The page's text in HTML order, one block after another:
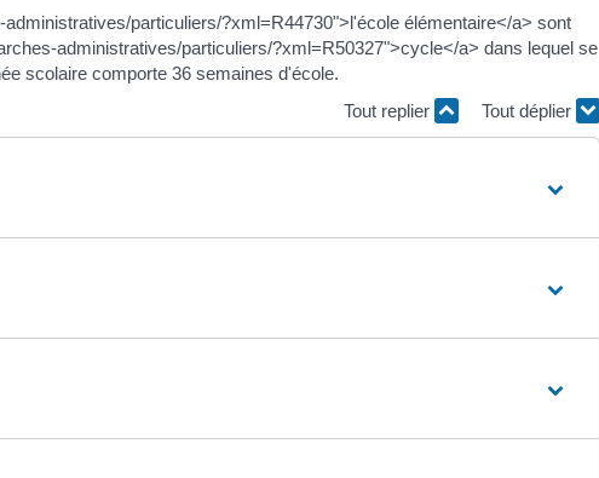
particuliers/?xml=R44730">l'école élémentaire</a> sont
administratives/particuliers/?xml=R50327">cycle</a> dans lequel se
scolaire comporte 36 semaines d'école.
Tout replier
Tout déplier